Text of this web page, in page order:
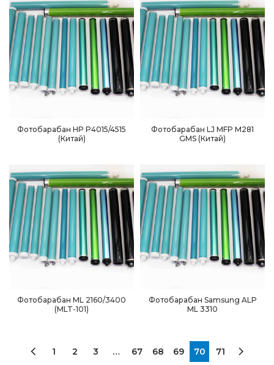
Фотобарабан HP P4015/4515
(Китай)
Фотобарабан LJ MFP M281
GMS (Китай)
Фотобарабан ML 2160/3400
(MLT-101)
Фотобарабан Samsung ALP
ML 3310
1 2 3 … 67 68 69 70 71